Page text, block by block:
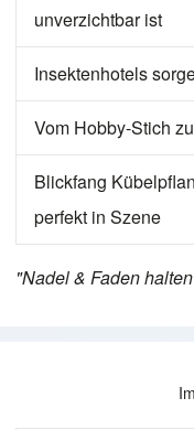
unverzichtbar ist
Insektenhotels
Vom Hobby-Stich
Blickfang
perfekt in Szene
"Nadel & Faden